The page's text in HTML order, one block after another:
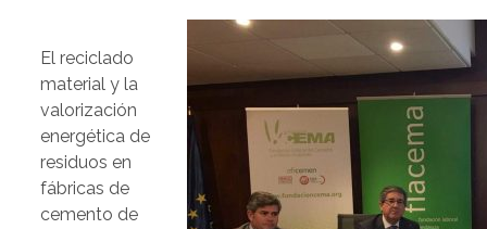
El reciclado
material y la
valorización
energética de
residuos en
fábricas de
cemento de